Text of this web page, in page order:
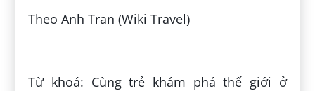
Theo Anh Tran (Wiki Travel)
Từ khoá: Cùng trẻ khám phá thế giới ở